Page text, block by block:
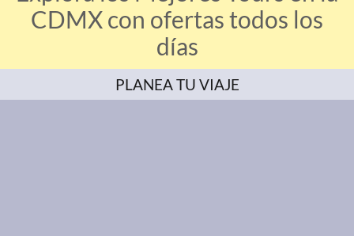
CDMX con ofertas todos los
días
PLANEA TU VIAJE